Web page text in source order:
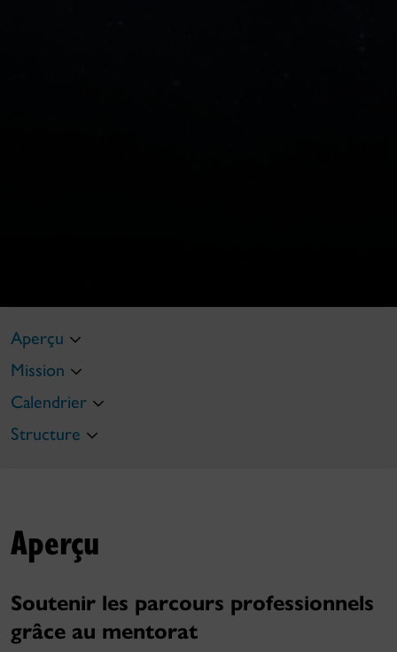
Aperçu
Mission
Calendrier
Structure
Aperçu
Soutenir les parcours professionnels
grâce au mentorat